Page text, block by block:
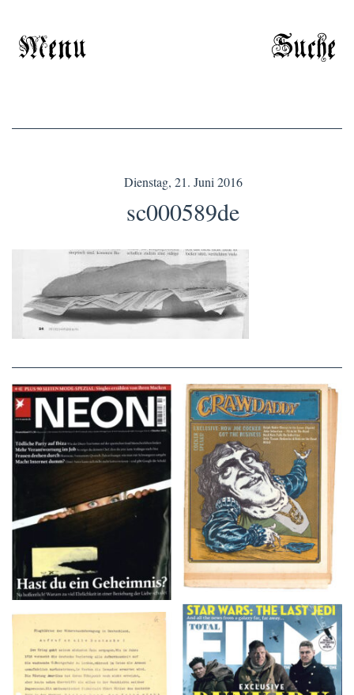
Menu Suche
Dienstag, 21. Juni 2016
sc000589de
NEON – OKTOBER
2008
Crawdaddy – June/11/72
TOTAL FILM #260 –
SUMMER 2017
Flugblätter der Weissen
Rose – V, Januar 1943